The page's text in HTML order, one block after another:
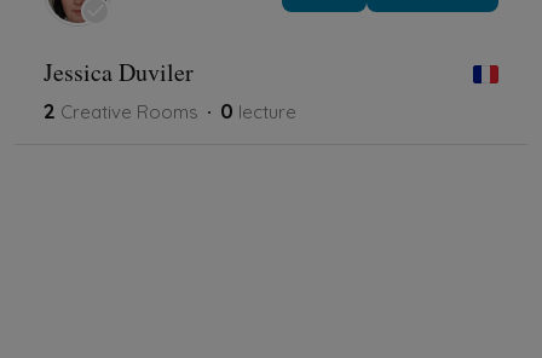
Jessica Duviler
2 Creative Rooms 0 lecture